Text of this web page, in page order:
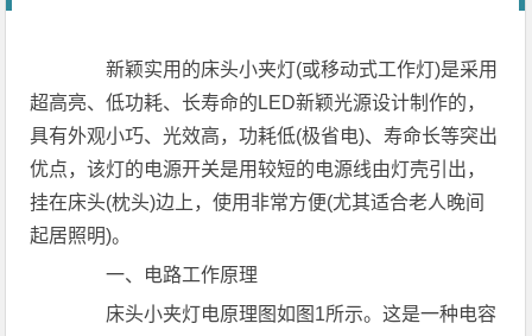
新颖实用的床头小夹灯(或移动式工作灯)是采用
超高亮、低功耗、长寿命的LED新颖光源设计制作的，
具有外观小巧、光效高，功耗低(极省电)、寿命长等突出
优点，该灯的电源开关是用较短的电源线由灯壳引出，
挂在床头(枕头)边上，使用非常方便(尤其适合老人晚间
起居照明)。
一、电路工作原理
床头小夹灯电原理图如图1所示。这是一种电容